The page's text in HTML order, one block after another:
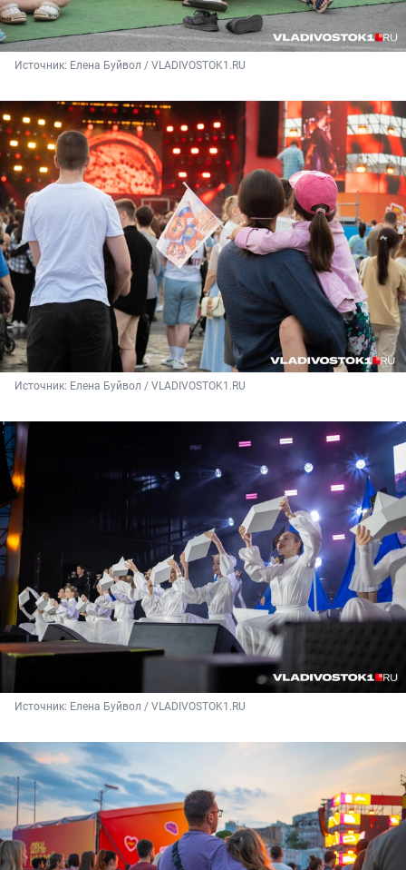
Источник: Елена Буйвол / VLADIVOSTOK1.RU
Источник: Елена Буйвол / VLADIVOSTOK1.RU
Источник: Елена Буйвол / VLADIVOSTOK1.RU